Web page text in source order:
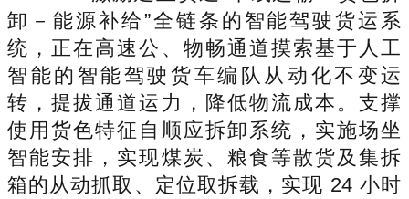
卸－能源补给”全链条的智能驾驶货运系
统，正在高速公、物畅通道摸索基于人工
智能的智能驾驶货车编队从动化不变运
转，提拔通道运力，降低物流成本。支撑
使用货色特征自顺应拆卸系统，实施场坐
智能安排，实现煤炭、粮食等散货及集拆
箱的从动抓取、定位取拆载，实现 24 小时